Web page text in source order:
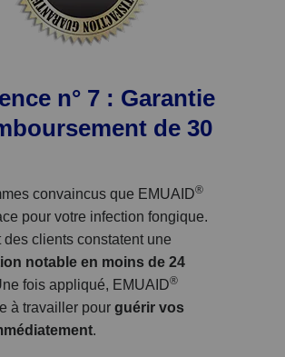
n° 7 : Garantie
de 30
convaincus que EMUAID®
pour votre infection fongique.
des clients constatent une
notable en moins de 24
fois appliqué, EMUAID®
à travailler pour guérir vos
.